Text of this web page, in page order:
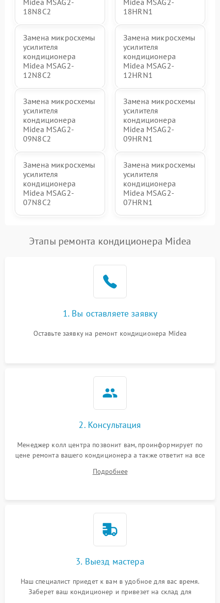
Midea MSAG2-
18N8C2
Midea MSAG2-
18HRN1
Замена микросхемы
усилителя
кондиционера
Midea MSAG2-
12N8C2
Замена микросхемы
усилителя
кондиционера
Midea MSAG2-
12HRN1
Замена микросхемы
усилителя
кондиционера
Midea MSAG2-
09N8C2
Замена микросхемы
усилителя
кондиционера
Midea MSAG2-
09HRN1
Замена микросхемы
усилителя
кондиционера
Midea MSAG2-
07N8C2
Замена микросхемы
усилителя
кондиционера
Midea MSAG2-
07HRN1
Этапы ремонта кондиционера Midea
1. Вы оставляете заявку
Оставьте заявку на ремонт кондиционера Midea
2. Консультация
Менеджер колл центра позвонит вам, проинформирует по
цене ремонта вашего кондиционера а также ответит на все
Подробнее
3. Выезд мастера
Наш специалист приедет к вам в удобное для вас время.
Заберет ваш кондиционер и привезет на склад для